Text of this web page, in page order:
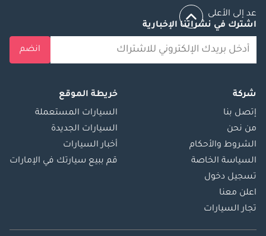
عد إلى الأعلى
اشترك في نشراتنا الإخبارية
انضم
شركة
إتصل بنا
من نحن
الشروط والأحكام
السياسة الخاصة
تسجيل دخول
اعلن معنا
تجار السيارات
خريطة الموقع
السيارات المستعملة
السيارات الجديدة
أخبار السيارات
قم ببيع سيارتك في الإمارات